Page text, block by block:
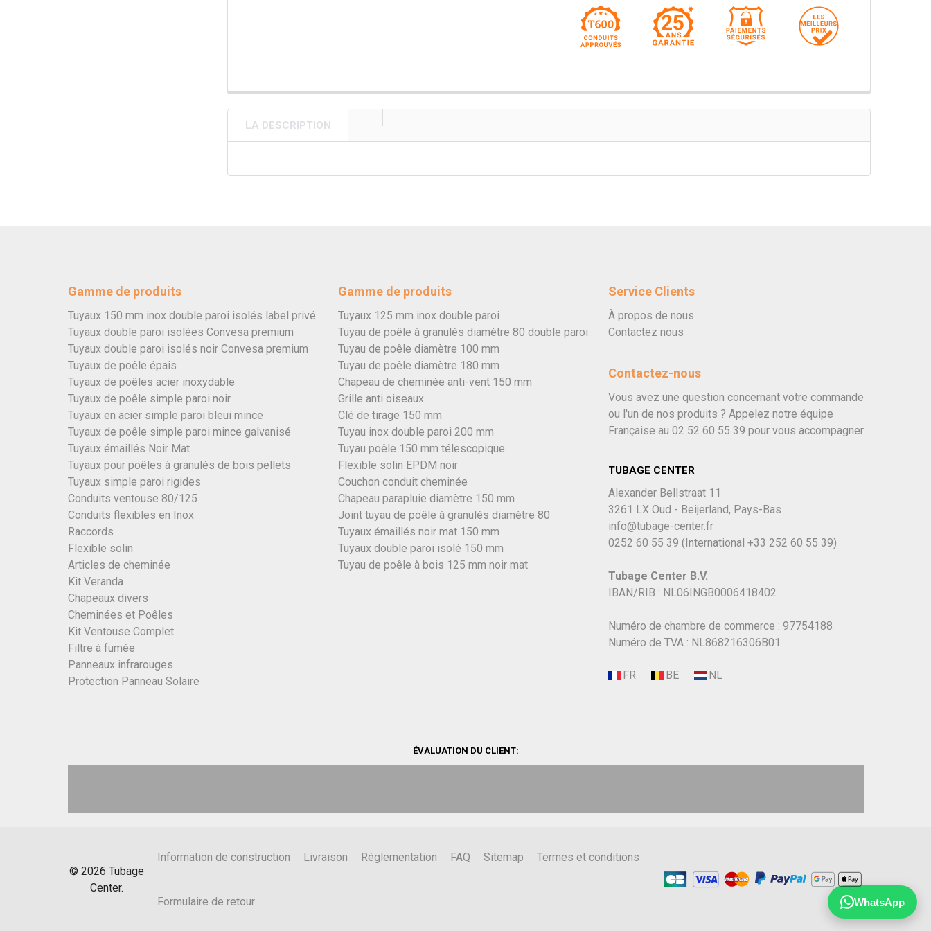
LA DESCRIPTION
WhatsApp
Gamme de produits
Tuyaux 150 mm inox double paroi isolés label privé
Tuyaux double paroi isolées Convesa premium
Tuyaux double paroi isolés noir Convesa premium
Tuyaux de poêle épais
Tuyaux de poêles acier inoxydable
Tuyaux de poêle simple paroi noir
Tuyaux en acier simple paroi bleui mince
Tuyaux de poêle simple paroi mince galvanisé
Tuyaux émaillés Noir Mat
Tuyaux pour poêles à granulés de bois pellets
Tuyaux simple paroi rigides
Conduits ventouse 80/125
Conduits flexibles en Inox
Raccords
Flexible solin
Articles de cheminée
Kit Veranda
Chapeaux divers
Cheminées et Poêles
Kit Ventouse Complet
Filtre à fumée
Panneaux infrarouges
Protection Panneau Solaire
Gamme de produits
Tuyaux 125 mm inox double paroi
Tuyau de poêle à granulés diamètre 80 double paroi
Tuyau de poêle diamètre 100 mm
Tuyau de poêle diamètre 180 mm
Chapeau de cheminée anti-vent 150 mm
Grille anti oiseaux
Clé de tirage 150 mm
Tuyau inox double paroi 200 mm
Tuyau poêle 150 mm télescopique
Flexible solin EPDM noir
Couchon conduit cheminée
Chapeau parapluie diamètre 150 mm
Joint tuyau de poêle à granulés diamètre 80
Tuyaux émaillés noir mat 150 mm
Tuyaux double paroi isolé 150 mm
Tuyau de poêle à bois 125 mm noir mat
Service Clients
À propos de nous
Contactez nous
Contactez-nous
Vous avez une question concernant votre commande
ou l'un de nos produits ? Appelez notre équipe
Française au 02 52 60 55 39 pour vous accompagner
TUBAGE CENTER
Alexander Bellstraat 11
3261 LX Oud - Beijerland, Pays-Bas
info@tubage-center.fr
0252 60 55 39 (International +33 252 60 55 39)
Tubage Center B.V.
IBAN/RIB : NL06INGB0006418402
Numéro de chambre de commerce : 97754188
Numéro de TVA : NL868216306B01
ÉVALUATION DU CLIENT:
© 2026 Tubage
Center.
Information de construction Livraison Réglementation FAQ Sitemap Termes et conditions
Formulaire de retour